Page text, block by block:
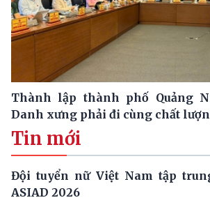
Thành lập thành phố Quảng
Danh xưng phải đi cùng chất
Tin mới
Đội tuyển nữ Việt Nam tập
ASIAD 2026